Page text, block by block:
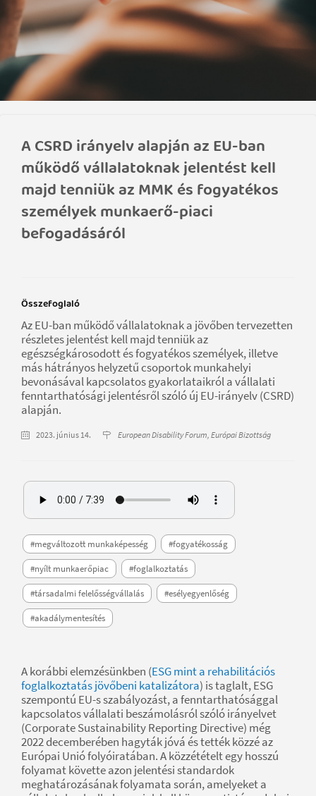
A CSRD irányelv alapján az EU-ban
működő vállalatoknak jelentést kell
majd tenniük az MMK és fogyatékos
személyek munkaerő-piaci
befogadásáról
Összefoglaló
Az EU-ban működő vállalatoknak a jövőben tervezetten
részletes jelentést kell majd tenniük az
egészségkárosodott és fogyatékos személyek, illetve
más hátrányos helyzetű csoportok munkahelyi
bevonásával kapcsolatos gyakorlataikról a vállalati
fenntarthatósági jelentésről szóló új EU-irányelv (CSRD)
alapján.
2023. június 14. European Disability Forum, Európai Bizottság
#megváltozott munkaképesség #fogyatékosság
#nyílt munkaerőpiac #foglalkoztatás
#társadalmi felelősségvállalás #esélyegyenlőség
#akadálymentesítés
A korábbi elemzésünkben (ESG mint a rehabilitációs
foglalkoztatás jövőbeni katalizátora) is taglalt, ESG
szempontú EU-s szabályozást, a fenntarthatósággal
kapcsolatos vállalati beszámolásról szóló irányelvet
(Corporate Sustainability Reporting Directive) még
2022 decemberében hagyták jóvá és tették közzé az
Európai Unió folyóiratában. A közzétételt egy hosszú
folyamat követte azon jelentési standardok
meghatározásának folyamata során, amelyeket a